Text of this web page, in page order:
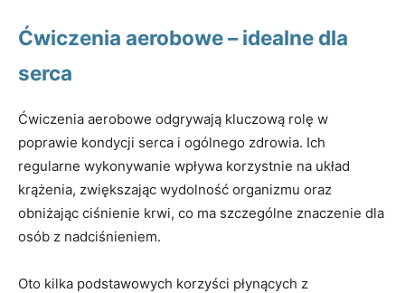
Ćwiczenia aerobowe – idealne dla
serca
Ćwiczenia aerobowe odgrywają kluczową rolę w
poprawie kondycji serca i ogólnego zdrowia. Ich
regularne wykonywanie wpływa korzystnie na układ
krążenia, zwiększając wydolność organizmu oraz
obniżając ciśnienie krwi, co ma szczególne znaczenie dla
osób z nadciśnieniem.
Oto kilka podstawowych korzyści płynących z